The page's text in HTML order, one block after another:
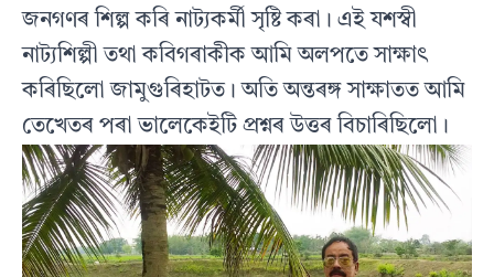
জনগণৰ শিল্প কৰি নাট্যকৰ্মী সৃষ্টি কৰা। এই যশস্বী
নাট্যশিল্পী তথা কবিগৰাকীক আমি অলপতে সাক্ষাৎ
কৰিছিলো জামুগুৰিহাটত। অতি অন্তৰঙ্গ সাক্ষাতত আমি
তেখেতৰ পৰা ভালেকেইটি প্ৰশ্নৰ উত্তৰ বিচাৰিছিলো।